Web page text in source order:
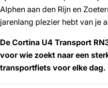
Alphen aan den Rijn en
jarenlang plezier hebt van je
De Cortina U4 Transport
voor wie zoekt naar een
transportfiets voor elke dag.